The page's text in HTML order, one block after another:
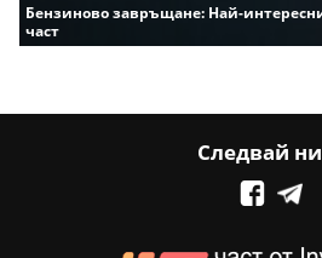
Бензиново завръщане: Най-
част
Следвай